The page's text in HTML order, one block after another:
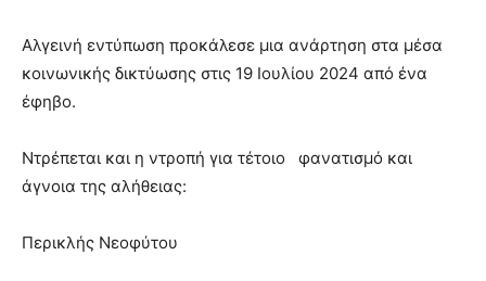
Αλγεινή εντύπωση προκάλεσε μια ανάρτηση στα μέσα
κοινωνικής δικτύωσης στις 19 Ιουλίου 2024 από ένα
έφηβο.
Ντρέπεται και η ντροπή για τέτοιο φανατισμό και
άγνοια της αλήθειας:
Περικλής Νεοφύτου